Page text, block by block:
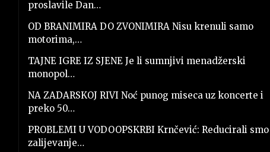
proslavile Dan…
OD BRANIMIRA DO ZVONIMIRA Nisu krenuli samo
motorima,…
TAJNE IGRE IZ SJENE Je li sumnjivi menadžerski
monopol…
NA ZADARSKOJ RIVI Noć punog miseca uz koncerte i
preko 50…
PROBLEMI U VODOOPSKRBI Krnčević: Reducirali smo
zalijevanje…